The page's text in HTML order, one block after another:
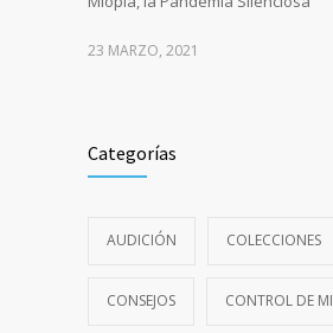
23 MARZO, 2021
Categorías
AUDICIÓN COLECCIONES
CONSEJOS CONTROL DE